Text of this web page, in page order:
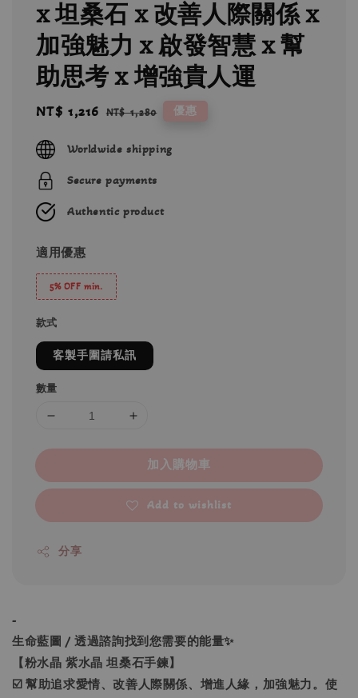
x 坦桑石 x 改善人際關係 x
加強魅力 x 啟發智慧 x 幫
助思考 x 增強貴人運
Sale
NT$ 1,216 Regular
NT$ 1,280 優惠
Worldwide shipping
Secure payments
Authentic product
適用優惠
5% OFF min.
款式
客製手圍請私訊
數量
加入購物車
Add to wishlist
分享
-
生命藍圖 / 透過諮詢找到您需要的能量✨
【粉水晶 紫水晶 坦桑石手鍊】
☑️ 幫助追求愛情、改善人際關係、增進人緣，加強魅力。使